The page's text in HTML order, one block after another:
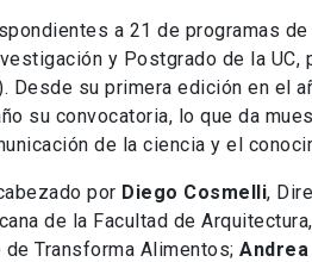
a 21 de programas
y Postgrado de la UC,
Desde su primera edición en el
su convocatoria, lo que da
de la ciencia y el
por Diego Cosmelli,
de la Facultad de
de Transforma Alimentos; Andrea